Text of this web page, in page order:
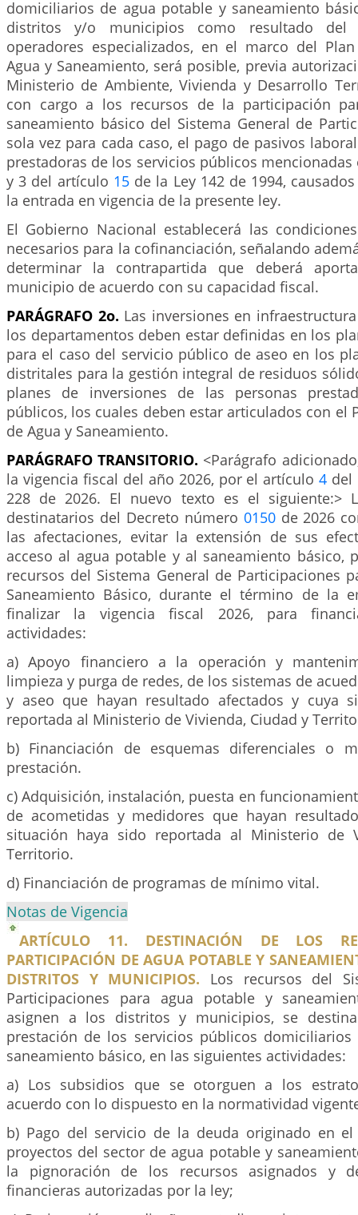
domiciliarios de agua potable y saneamiento
distritos y/o municipios como resultado del
operadores especializados, en el marco del
Agua y Saneamiento, será posible, previa
Ministerio de Ambiente, Vivienda y Desarrollo
con cargo a los recursos de la participación
saneamiento básico del Sistema General de
sola vez para cada caso, el pago de pasivos
prestadoras de los servicios públicos
y 3 del artículo 15de la Ley 142 de 1994,
la entrada en vigencia de la presente ley.
El Gobierno Nacional establecerá las
necesarios para la cofinanciación, señalando
determinar la contrapartida que deberá
municipio de acuerdo con su capacidad fiscal.
PARÁGRAFO 2o. Las inversiones en
los departamentos deben estar definidas en los
para el caso del servicio público de aseo en los
distritales para la gestión integral de residuos
planes de inversiones de las personas
públicos, los cuales deben estar articulados con el
de Agua y Saneamiento.
PARÁGRAFO TRANSITORIO. <Parágrafo
la vigencia fiscal del año 2026, por el artículo4 del
228 de 2026. El nuevo texto es el siguiente:>
destinatarios del Decreto número 0150de 2026
las afectaciones, evitar la extensión de sus
acceso al agua potable y al saneamiento básico,
recursos del Sistema General de Participaciones
Saneamiento Básico, durante el término de la
finalizar la vigencia fiscal 2026, para
actividades:
a) Apoyo financiero a la operación y
limpieza y purga de redes, de los sistemas de
y aseo que hayan resultado afectados y cuya
reportada al Ministerio de Vivienda, Ciudad y
b) Financiación de esquemas diferenciales o
prestación.
c) Adquisición, instalación, puesta en
de acometidas y medidores que hayan
situación haya sido reportada al Ministerio de
Territorio.
d) Financiación de programas de mínimo vital.
Notas de Vigencia
ARTÍCULO 11. DESTINACIÓN DE LOS
PARTICIPACIÓN DE AGUA POTABLE Y
DISTRITOS Y MUNICIPIOS. Los recursos del
Participaciones para agua potable y
asignen a los distritos y municipios, se
prestación de los servicios públicos
saneamiento básico, en las siguientes actividades:
a) Los subsidios que se otorguen a los
acuerdo con lo dispuesto en la normatividad
b) Pago del servicio de la deuda originado en
proyectos del sector de agua potable y
la pignoración de los recursos asignados y
financieras autorizadas por la ley;